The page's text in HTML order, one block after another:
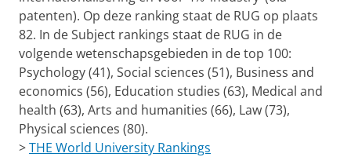
patenten). Op deze ranking staat de RUG op plaats
82. In de Subject rankings staat de RUG in de
volgende wetenschapsgebieden in de top 100:
Psychology (41), Social sciences (51), Business and
economics (56), Education studies (63), Medical and
health (63), Arts and humanities (66), Law (73),
Physical sciences (80).
>THE World University Rankings